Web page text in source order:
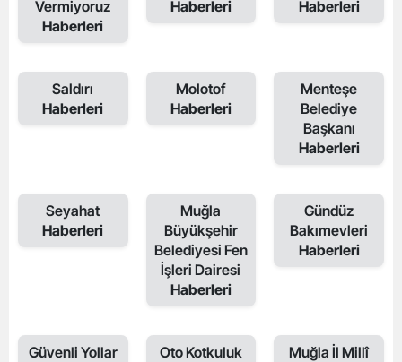
Vermiyoruz
Haberleri
Haberleri Haberleri
Saldırı
Haberleri
Molotof
Haberleri
Menteşe
Belediye
Başkanı
Haberleri
Seyahat
Haberleri
Muğla
Büyükşehir
Belediyesi Fen
İşleri Dairesi
Haberleri
Gündüz
Bakımevleri
Haberleri
Güvenli Yollar
Oto Kotkuluk
Muğla İl Millî